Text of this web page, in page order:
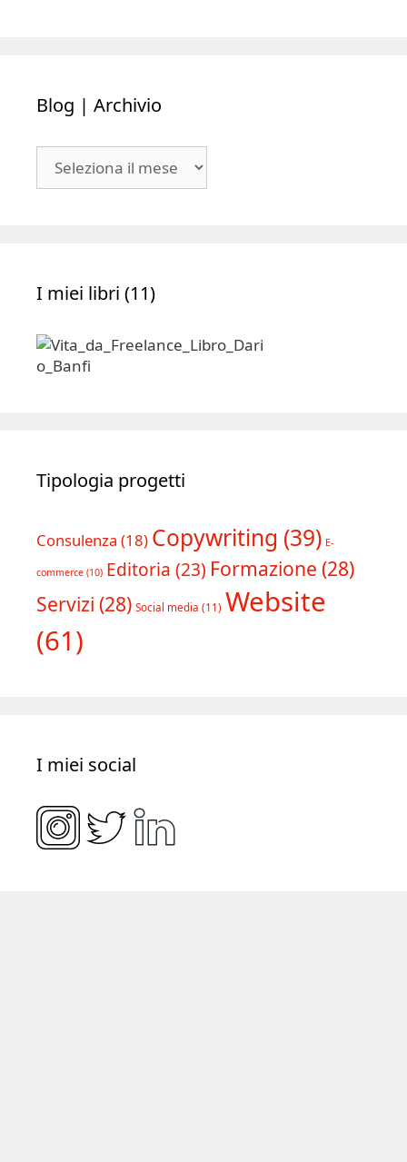
Blog | Archivio
I miei libri (11)
Tipologia progetti
Consulenza (18) Copywriting (39) E-
commerce (10) Editoria (23) Formazione (28)
Servizi (28) Social media (11) Website
(61)
I miei social